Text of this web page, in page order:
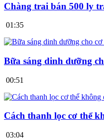
Chàng trai bán 500 ly
01:35
Bữa sáng dinh dưỡng
00:51
Cách thanh lọc cơ thể
03:04